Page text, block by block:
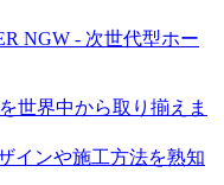
NGW - 次世代型ホー
世界中から取り揃えま
インや施工方法を熟知